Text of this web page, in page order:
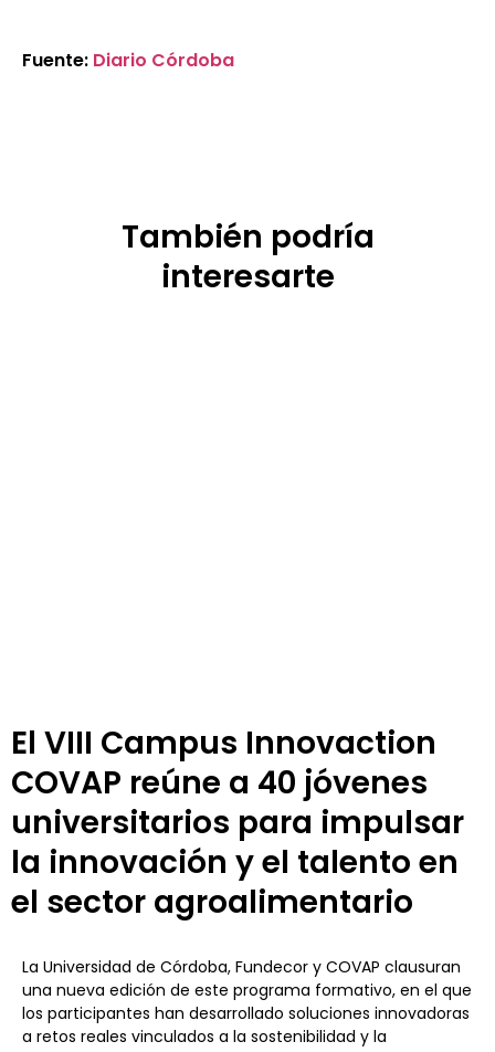
Fuente: Diario Córdoba
También podría
interesarte
El VIII Campus Innovaction
COVAP reúne a 40 jóvenes
universitarios para impulsar
la innovación y el talento en
el sector agroalimentario
La Universidad de Córdoba, Fundecor y COVAP clausuran
una nueva edición de este programa formativo, en el que
los participantes han desarrollado soluciones innovadoras
a retos reales vinculados a la sostenibilidad y la